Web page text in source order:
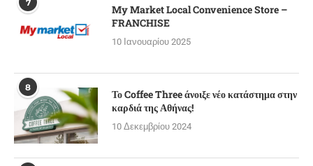
7
My Market Local Convenience Store –
FRANCHISE
10 Ιανουαρίου 2025
8
Το Coffee Three άνοιξε νέο κατάστημα στην
καρδιά της Αθήνας!
10 Δεκεμβρίου 2024